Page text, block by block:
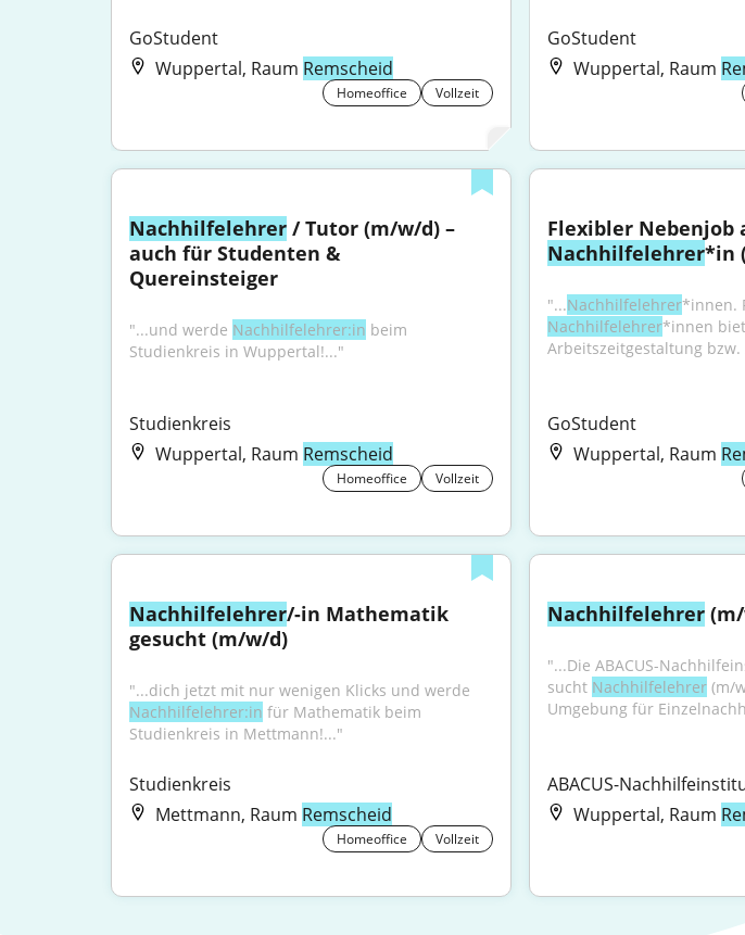
GoStudent
Wuppertal, Raum Remscheid
Homeoffice Vollzeit
GoStudent
Wuppertal, Raum
Nachhilfelehrer / Tutor (m/w/d) –
auch für Studenten &
Quereinsteiger
"...und werde Nachhilfelehrer:in beim
Studienkreis in Wuppertal!..."
Studienkreis
Wuppertal, Raum Remscheid
Homeoffice Vollzeit
Nachhilfelehrer*in
"...Nachhilfelehrer
Nachhilfelehrer*innen
Arbeitszeitgestaltung
GoStudent
Wuppertal, Raum
Nachhilfelehrer/-in Mathematik
gesucht (m/w/d)
Nachhilfelehrer:in für Mathematik beim
Studienkreis in Mettmann!..."
Studienkreis
Mettmann, Raum Remscheid
Homeoffice Vollzeit
Nachhilfelehrer
"...Die ABACUS-
sucht Nachhilfelehrer (m/
Umgebung für
ABACUS-
Wuppertal, Raum